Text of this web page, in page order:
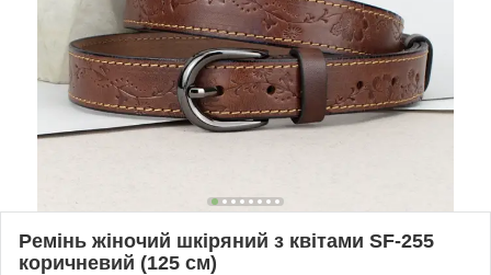
Ремінь жіночий шкіряний з квітами SF-255
коричневий (125 см)